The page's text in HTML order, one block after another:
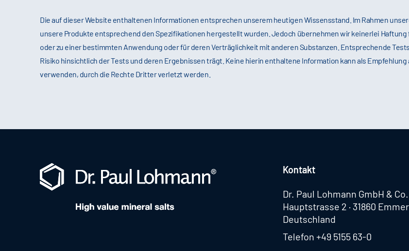
Die auf dieser Website enthaltenen Informationen entsprechen unserem heutigen Wissensstand. Im Rahmen
unsere Produkte entsprechend den Spezifikationen hergestellt wurden. Jedoch übernehmen wir keinerlei
oder zu einer bestimmten Anwendung oder für deren Verträglichkeit mit anderen Substanzen. Entsprechende
Risiko hinsichtlich der Tests und deren Ergebnissen trägt. Keine hierin enthaltene Information kann als
verwenden, durch die Rechte Dritter verletzt werden.
Kontakt
Dr. Paul Lohmann GmbH & Co.
Hauptstrasse 2 · 31860
Deutschland
Telefon +49 5155 63-0